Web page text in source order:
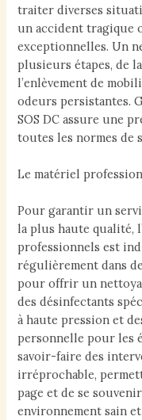
traiter diverses
un accident tragique
exceptionnelles. Un
plusieurs étapes, de
l’enlèvement de
odeurs persistantes.
SOS DC assure une
toutes les normes de
Le matériel
Pour garantir un
la plus haute qualité,
professionnels est
régulièrement dans
pour offrir un
des désinfectants
à haute pression et
personnelle pour les
savoir-faire des
irréprochable,
page et de se
environnement sain